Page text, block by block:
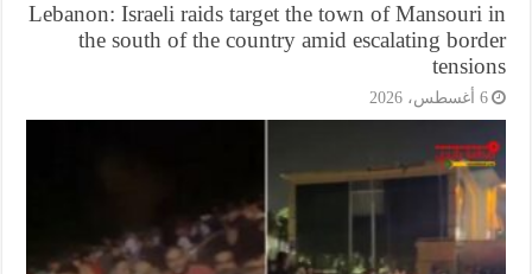
Lebanon: Israeli raids target the town of
the south of the country amid escalating